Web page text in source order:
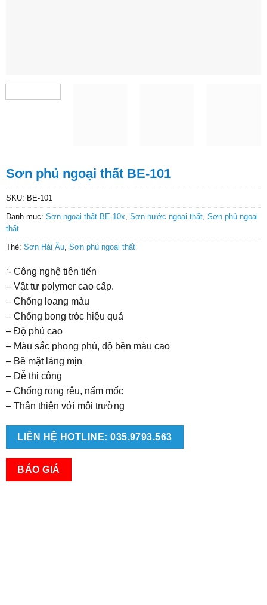
Sơn phủ ngoại thất BE-101
SKU: BE-101
Danh mục: Sơn ngoại thất BE-10x Sơn nước ngoại thất, Sơn phủ ngoại
thất
Thẻ: Sơn Hải Âu, Sơn phủ ngoại thất
‘- Công nghệ tiên tiến
– Vật tư polymer cao cấp.
– Chống loang màu
– Chống bong tróc hiệu quả
– Độ phủ cao
– Màu sắc phong phú, độ bền màu cao
– Bề mặt láng mịn
– Dễ thi công
– Chống rong rêu, nấm mốc
– Thân thiện với môi trường
LIÊN HỆ HOTLINE: 035.9793.563
BÁO GIÁ